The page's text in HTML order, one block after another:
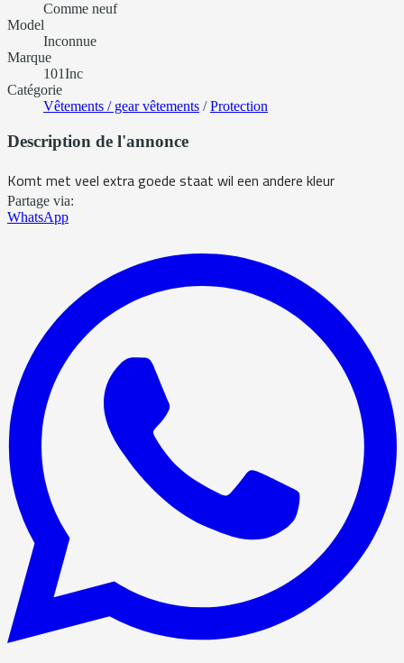
Comme neuf
Model
Inconnue
Marque
101Inc
Catégorie
Vêtements / gear vêtements /Protection
Description de l'annonce
Komt met veel extra goede staat wil een andere kleur
Partage via:
WhatsApp